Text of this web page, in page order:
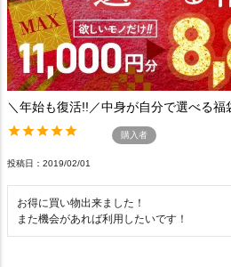
＼年始も復活!!／中身が自分で選べる福
購入者
投稿日 2019/02/01
お得に買い物出来ました！
また機会があれば利用したいです！